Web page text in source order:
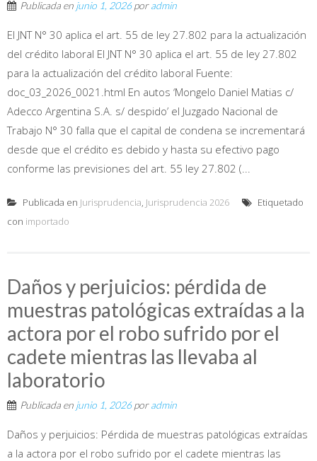
Publicada en junio 1, 2026poradmin
El JNT N° 30 aplica el art. 55 de ley 27.802 para la actualización
del crédito laboral El JNT N° 30 aplica el art. 55 de ley 27.802
para la actualización del crédito laboral Fuente:
doc_03_2026_0021.html En autos ‘Mongelo Daniel Matias c/
Adecco Argentina S.A. s/ despido’ el Juzgado Nacional de
Trabajo N° 30 falla que el capital de condena se incrementará
desde que el crédito es debido y hasta su efectivo pago
conforme las previsiones del art. 55 ley 27.802 (...
Publicada en Jurisprudencia, Jurisprudencia 2026
Etiquetado
con importado
Daños y perjuicios: pérdida de
muestras patológicas extraídas a la
actora por el robo sufrido por el
cadete mientras las llevaba al
laboratorio
Publicada en junio 1, 2026poradmin
Daños y perjuicios: Pérdida de muestras patológicas extraídas
a la actora por el robo sufrido por el cadete mientras las